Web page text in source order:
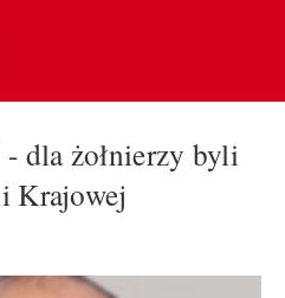
dla żołnierzy byli
Krajowej